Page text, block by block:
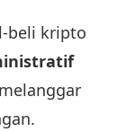
beli kripto